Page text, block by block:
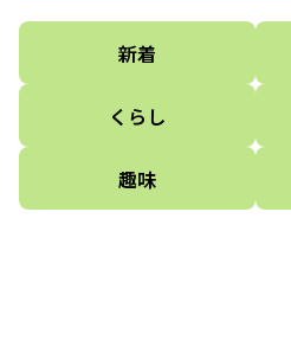
新着
くらし
趣味